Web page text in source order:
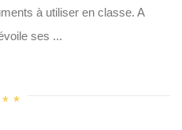
à utiliser en classe. A
ses ...